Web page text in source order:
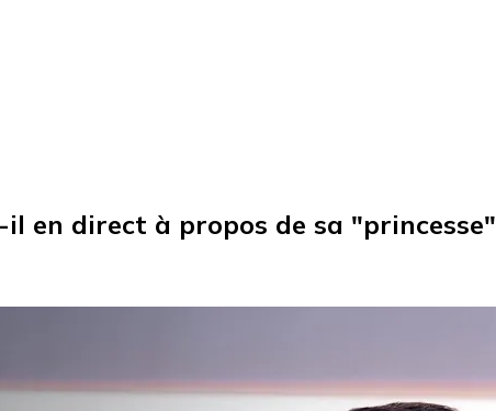
en direct à propos de sa "princesse"